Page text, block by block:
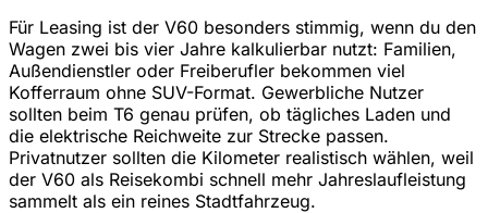
Für Leasing ist der V60 besonders stimmig, wenn du den
Wagen zwei bis vier Jahre kalkulierbar nutzt: Familien,
Außendienstler oder Freiberufler bekommen viel
Kofferraum ohne SUV-Format. Gewerbliche Nutzer
sollten beim T6 genau prüfen, ob tägliches Laden und
die elektrische Reichweite zur Strecke passen.
Privatnutzer sollten die Kilometer realistisch wählen, weil
der V60 als Reisekombi schnell mehr Jahreslaufleistung
sammelt als ein reines Stadtfahrzeug.